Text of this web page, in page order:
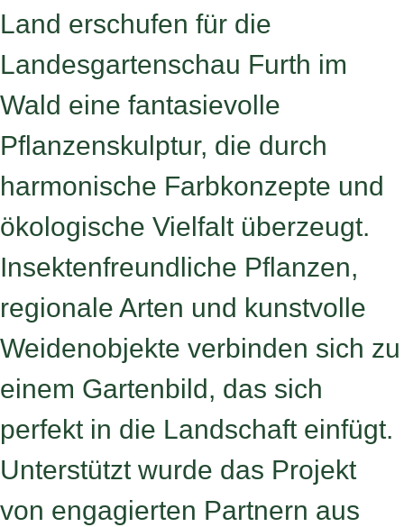
Land erschufen für die
Landesgartenschau Furth im
Wald eine fantasievolle
Pflanzenskulptur, die durch
harmonische Farbkonzepte und
ökologische Vielfalt überzeugt.
Insektenfreundliche Pflanzen,
regionale Arten und kunstvolle
Weidenobjekte verbinden sich zu
einem Gartenbild, das sich
perfekt in die Landschaft einfügt.
Unterstützt wurde das Projekt
von engagierten Partnern aus